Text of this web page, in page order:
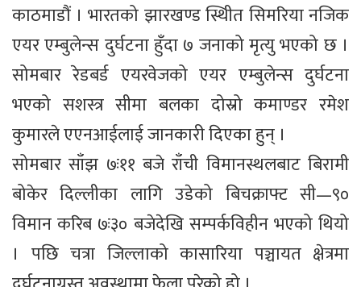
काठमाडौं । भारतको झारखण्ड स्थिीत सिमरिया नजिक
एयर एम्बुलेन्स दुर्घटना हुँदा ७ जनाको मृत्यु भएको छ ।
सोमबार रेडबर्ड एयरवेजको एयर एम्बुलेन्स दुर्घटना
भएको सशस्त्र सीमा बलका दोस्रो कमाण्डर रमेश
कुमारले एएनआईलाई जानकारी दिएका हुन् ।
सोमबार साँझ ७ः११ बजे राँची विमानस्थलबाट बिरामी
बोकेर दिल्लीका लागि उडेको बिचक्राफ्ट सी—९०
विमान करिब ७ः३० बजेदेखि सम्पर्कविहीन भएको थियो
। पछि चत्रा जिल्लाको कासारिया पञ्चायत क्षेत्रमा